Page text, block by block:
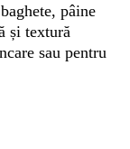
pâine
și textură
sau pentru